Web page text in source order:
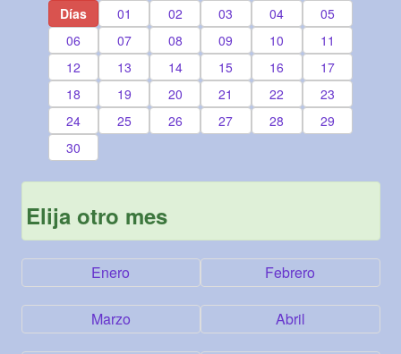
Días 01 02 03 04
05
06
07 08 09 10
11
12
13 14 15 16
17
18
19 20 21 22
23
24
25 26 27 28
29
30
Elija otro mes
Enero Febrero
Marzo Abril